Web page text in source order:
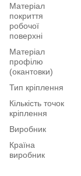
Матеріал
покриття
робочої
поверхні
Матеріал
профілю
(окантовки)
Тип кріплення
Кількість точок
кріплення
Виробник
Країна
виробник